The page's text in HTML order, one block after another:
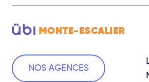
MONTE-ESCALIER
NOS AGENCES